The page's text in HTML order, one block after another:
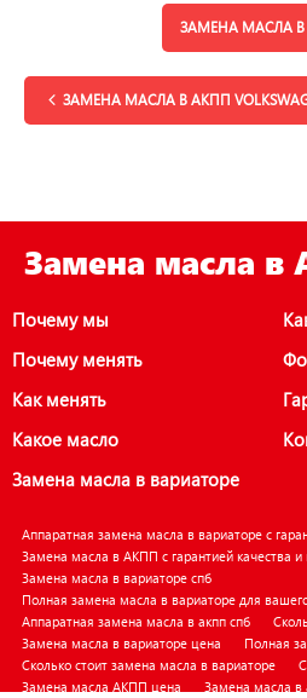
ЗАМЕНА МАСЛА В
ЗАМЕНА МАСЛА В АКПП
Замена масла
Почему мы
Почему менять
Как менять
Какое масло
Замена масла в вариаторе
Аппаратная замена масла в вариаторе с
Замена масла в АКПП с гарантией качества и
Замена масла в вариаторе спб
Полная замена масла в вариаторе для
Аппаратная замена масла в акпп спб
Замена масла в вариаторе цена
Полная
Сколько стоит замена масла в вариаторе
Замена масла АКПП цена
Замена масла в